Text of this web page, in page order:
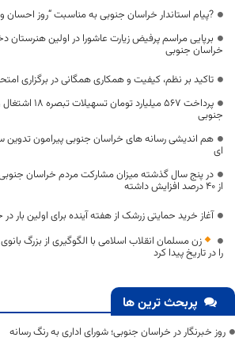
?پیام استاندار خراسان جنوبی به مناسبت “روز احسان
برپایی مراسم پرفیض زیارت عاشورا در اولین هنرستان
خراسان جنوبی
تاکید بر نظم، کیفیت و همکاری همگانی در برگزاری
پرداخت ۵۶۷
جنوبی
هم اندیشی رسانه های خراسان جنوبی پیرامون تدوین
ای
در پنج سال گذشته میزان مشارکت مردم خراسان
از 40 درصد افزایش داشته
آغاز خرید حمایتی زرشک از هفته آینده برای اولین بار
زن مسلمان انقلاب اسلامی با الگوگیری از بزرگ
را در تاریخ پیدا کرد
پربحث ترین ها
روز خبرنگار در خراسان جنوبی؛ شورای اداری به رنگ رسانه